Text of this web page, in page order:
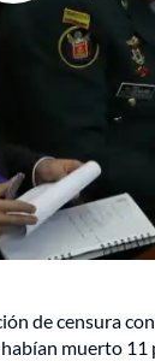
de censura
muerto